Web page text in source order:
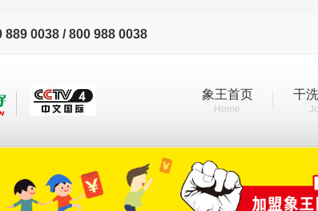
889 0038 / 800 988 0038
象王首页
Home
干